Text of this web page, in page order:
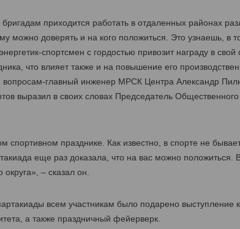
приходится работать в отдаленных районах
можно доверять и на кого положиться. Это узнаешь, в
спортсмен с гордостью привозит награду в
что влияет также и на повышение его
вопросам-главный инженер МРСК Центра Александр
выразил в своих словах Председатель
спортивном празднике. Как известно, в спорте не
еще раз доказала, что на вас можно положиться.
– сказал он.
всем участникам было подарено выступление
а также праздничный фейерверк.